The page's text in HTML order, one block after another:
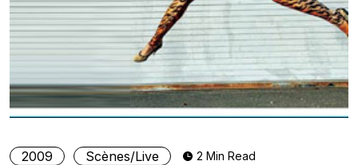
2009 Scènes/Live 2 Min Read